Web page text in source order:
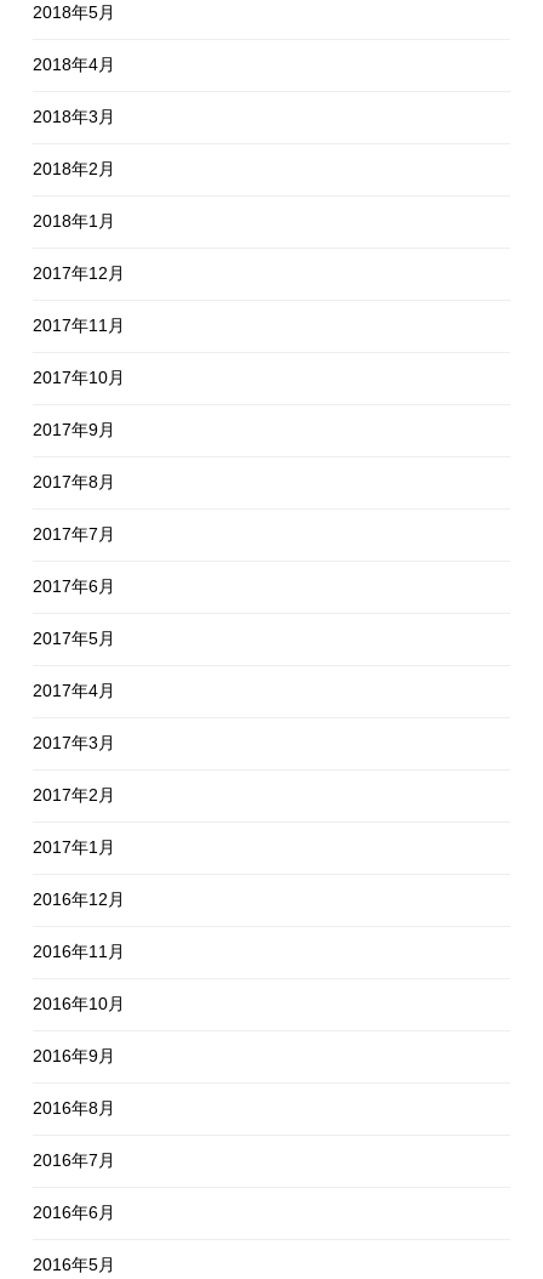
2018年5月
2018年4月
2018年3月
2018年2月
2018年1月
2017年12月
2017年11月
2017年10月
2017年9月
2017年8月
2017年7月
2017年6月
2017年5月
2017年4月
2017年3月
2017年2月
2017年1月
2016年12月
2016年11月
2016年10月
2016年9月
2016年8月
2016年7月
2016年6月
2016年5月